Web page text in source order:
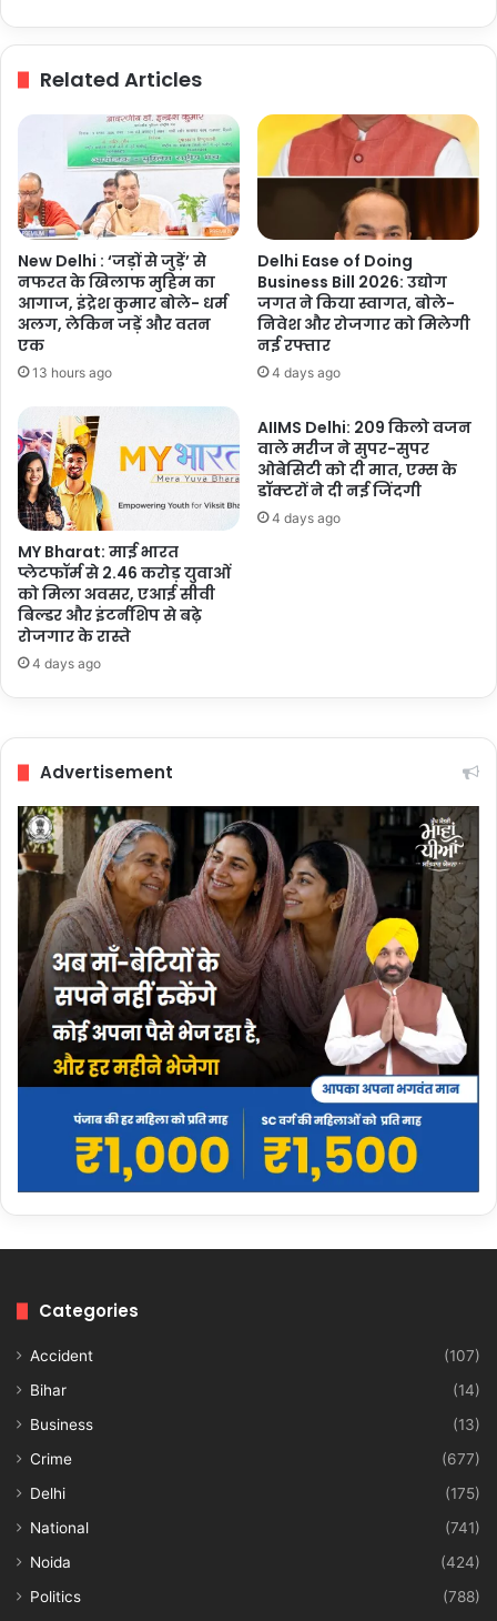
अनिवार्यRelated Articles
New Delhi : ‘जड़ों से जुड़ें’ से
नफरत के खिलाफ मुहिम का
आगाज, इंद्रेश कुमार बोले- धर्म
अलग, लेकिन जड़ें और वतन
एक
13 hours ago
Delhi Ease of Doing
Business Bill 2026: उद्योग
जगत ने किया स्वागत, बोले-
निवेश और रोजगार को मिलेगी
नई रफ्तार
4 days ago
MY Bharat: माई भारत
प्लेटफॉर्म से 2.46 करोड़ युवाओं
को मिला अवसर, एआई सीवी
बिल्डर और इंटर्नशिप से बढ़े
रोजगार के रास्ते
4 days ago
AIIMS Delhi: 209 किलो वजन
वाले मरीज ने सुपर-सुपर
ओबेसिटी को दी मात, एम्स के
डॉक्टरों ने दी नई जिंदगी
4 days ago
Advertisement
Categories
Accident
(107)
Bihar
(14)
Business
(13)
Crime
(677)
Delhi
(175)
National
(741)
Noida
(424)
Politics
(788)